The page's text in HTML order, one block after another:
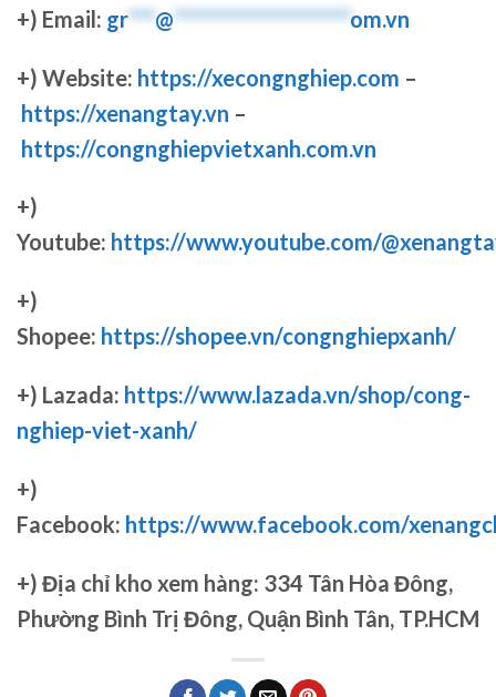
+) Email: gr***@********************om.vn
+) Website: https://xecongnghiep.com –
https://xenangtay.vn –
https://congnghiepvietxanh.com.vn
+)
Youtube: https://www.youtube.com/
+)
Shopee: https://shopee.vn/congnghiepxanh/
+) Lazada: https://www.lazada.vn/shop/cong-
nghiep-viet-xanh/
+)
Facebook: https://www.facebook.com/
+) Địa chỉ kho xem hàng: 334 Tân Hòa Đông,
Phường Bình Trị Đông, Quận Bình Tân, TP.HCM